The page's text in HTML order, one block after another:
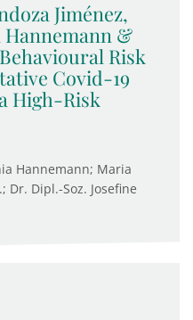
Jiménez,
&
Risk
Covid-19
High-Risk
Hannemann; Maria
Dr. Dipl.-Soz. Josefine